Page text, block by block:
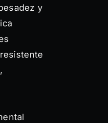
y
,